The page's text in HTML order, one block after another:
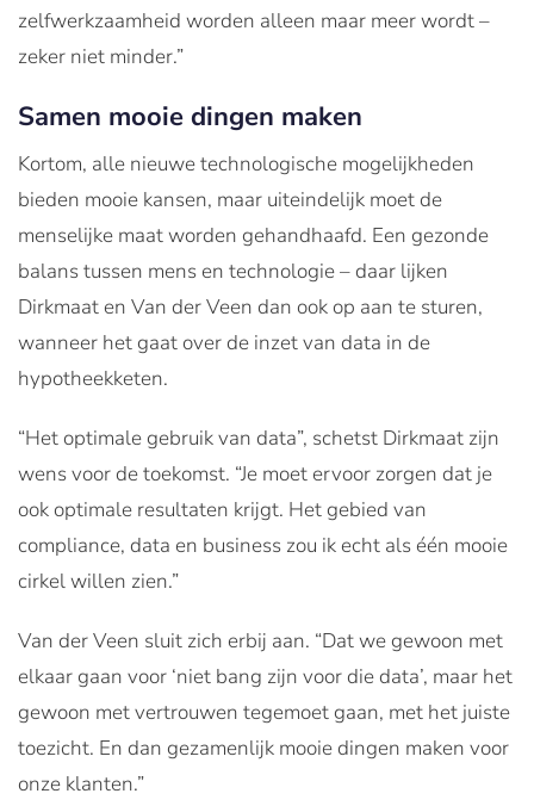
zelfwerkzaamheid worden alleen maar meer wordt –
zeker niet minder.”
Samen mooie dingen maken
Kortom, alle nieuwe technologische mogelijkheden
bieden mooie kansen, maar uiteindelijk moet de
menselijke maat worden gehandhaafd. Een gezonde
balans tussen mens en technologie – daar lijken
Dirkmaat en Van der Veen dan ook op aan te sturen,
wanneer het gaat over de inzet van data in de
hypotheekketen.
“Het optimale gebruik van data”, schetst Dirkmaat zijn
wens voor de toekomst. “Je moet ervoor zorgen dat je
ook optimale resultaten krijgt. Het gebied van
compliance, data en business zou ik echt als één mooie
cirkel willen zien.”
Van der Veen sluit zich erbij aan. “Dat we gewoon met
elkaar gaan voor ‘niet bang zijn voor die data’, maar het
gewoon met vertrouwen tegemoet gaan, met het juiste
toezicht. En dan gezamenlijk mooie dingen maken voor
onze klanten.”